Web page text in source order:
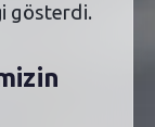
gösterdi.